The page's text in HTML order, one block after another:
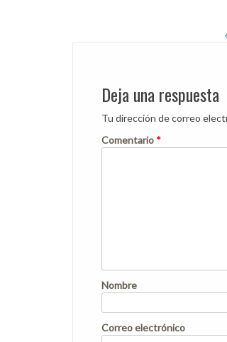
Post
navigation
Deja una respuesta
Tu dirección de correo
Comentario *
Nombre
Correo electrónico